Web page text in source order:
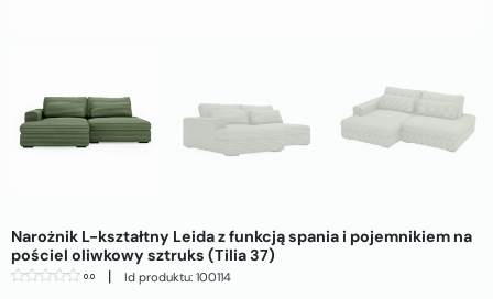
Narożnik L-kształtny Leida z funkcją spania i pojemnikiem na
pościel oliwkowy sztruks (Tilia 37)
0.0 | Id produktu: 100114